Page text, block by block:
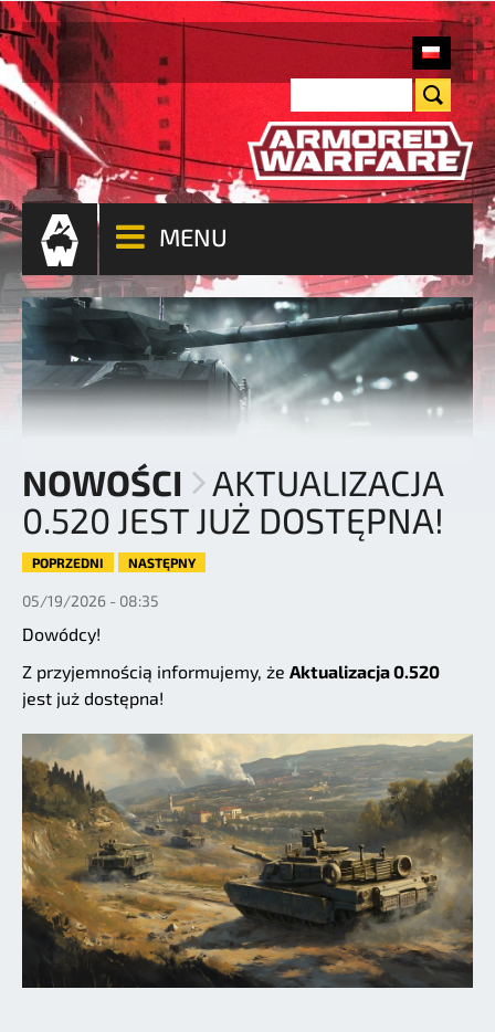
MENU
NOWOŚCI
AKTUALIZACJA
0.520 JEST JUŻ DOSTĘPNA!
POPRZEDNI NASTĘPNY
05/19/2026 - 08:35
Dowódcy!
Z przyjemnością informujemy, że Aktualizacja 0.520
jest już dostępna!